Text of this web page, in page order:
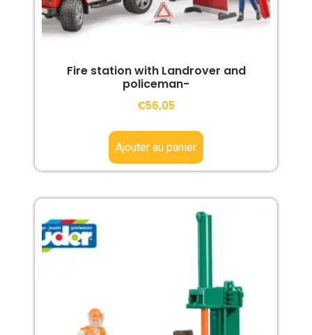
Fire station with Landrover and
policeman-
€56,05
Ajouter au panier